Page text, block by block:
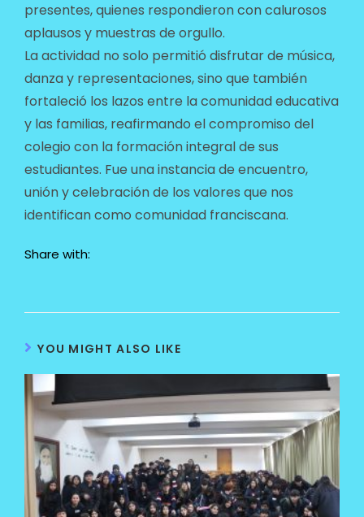
presentes, quienes respondieron con calurosos
aplausos y muestras de orgullo.
La actividad no solo permitió disfrutar de música,
danza y representaciones, sino que también
fortaleció los lazos entre la comunidad educativa
y las familias, reafirmando el compromiso del
colegio con la formación integral de sus
estudiantes. Fue una instancia de encuentro,
unión y celebración de los valores que nos
identifican como comunidad franciscana.
Share with:
YOU MIGHT ALSO LIKE